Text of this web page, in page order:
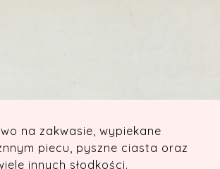
na zakwasie, wypiekane
piecu, pyszne ciasta oraz
innych słodkości.